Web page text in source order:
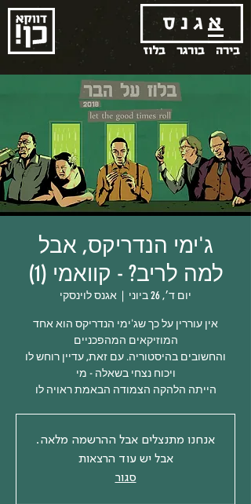
בלוז בורגר בירה
ג'ימי הנדריקס, אבל
למה לריב? - קוואמי (1)
יום ד׳, 26 ביוני
  |
אגנס לוינסקי
אין עוררין על כך שג'ימי הנדריקס הוא אחד
והחשובים בהיסטוריה. עם זאת, עדיין רוחש לו
הייתה הלהקה הצמודה הבאמת ראויה לו
אנחנו מתנצלים אבל ההרשמה מלאה.
אבל יש עוד הרצאות
סגור